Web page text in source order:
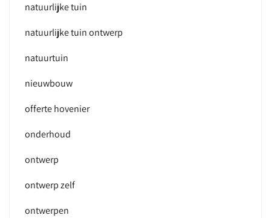
natuurlijke tuin
natuurlijke tuin ontwerp
natuurtuin
nieuwbouw
offerte hovenier
onderhoud
ontwerp
ontwerp zelf
ontwerpen